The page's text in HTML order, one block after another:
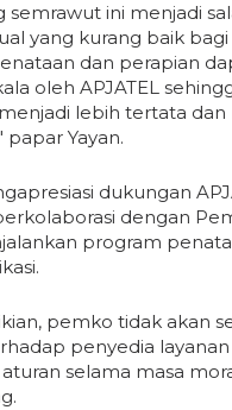
semrawut ini menjadi
yang kurang baik
dan perapian
oleh APJATEL
lebih tertata dan
papar Yayan.
dukungan
dengan
program
pemko tidak akan
penyedia
selama masa